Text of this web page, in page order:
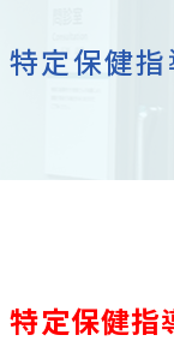
定保健指
定保健指